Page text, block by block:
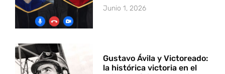
Junio 1, 2026
Gustavo Ávila y Victoreado:
la histórica victoria en el